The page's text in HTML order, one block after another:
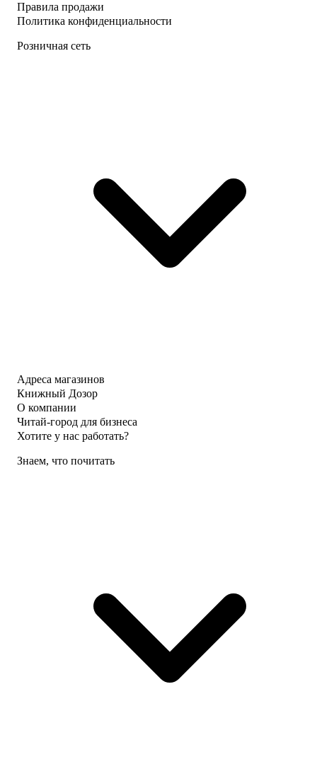
Правила продажи
Политика конфиденциальности
Розничная сеть
Адреса магазинов
Книжный Дозор
О компании
Читай-город для бизнеса
Хотите у нас работать?
Знаем, что почитать